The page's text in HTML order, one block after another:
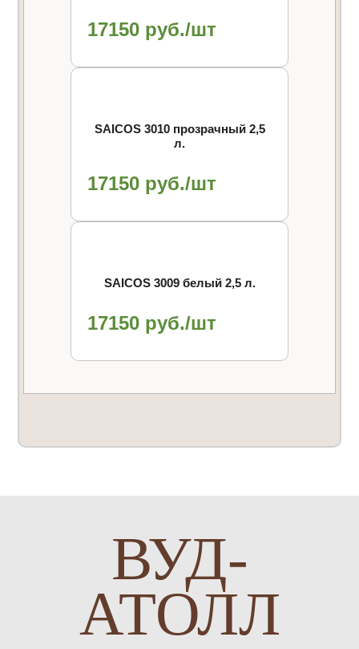
17150 руб./шт
SAICOS 3010 прозрачный 2,5
л.
17150 руб./шт
SAICOS 3009 белый 2,5 л.
17150 руб./шт
ВУД-
АТОЛЛ